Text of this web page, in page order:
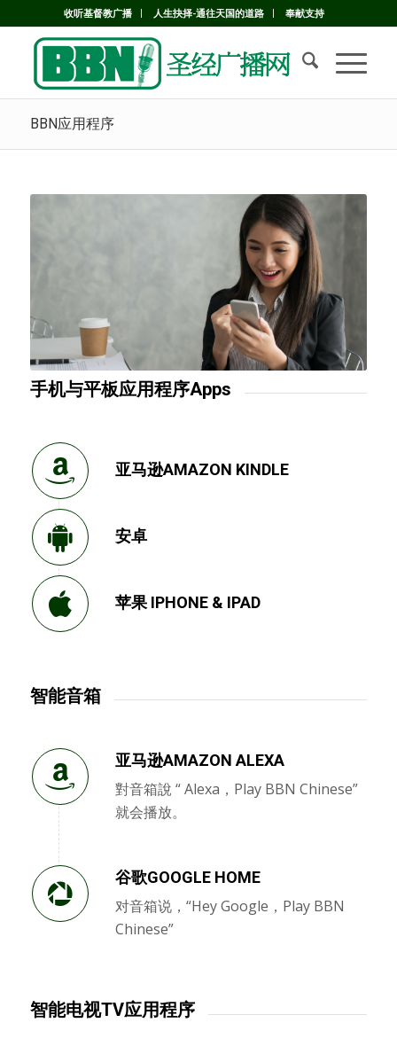
收听基督教广播 人生抉择-通往天国的道路 奉献支持
BBN应用程序
手机与平板应用程序Apps
亚马逊AMAZON KINDLE
安卓
苹果 IPHONE & IPAD
智能音箱
亚马逊AMAZON ALEXA
對音箱說 “ Alexa，Play BBN Chinese”
就会播放。
谷歌GOOGLE HOME
对音箱说，“Hey Google，Play BBN
Chinese”
智能电视TV应用程序